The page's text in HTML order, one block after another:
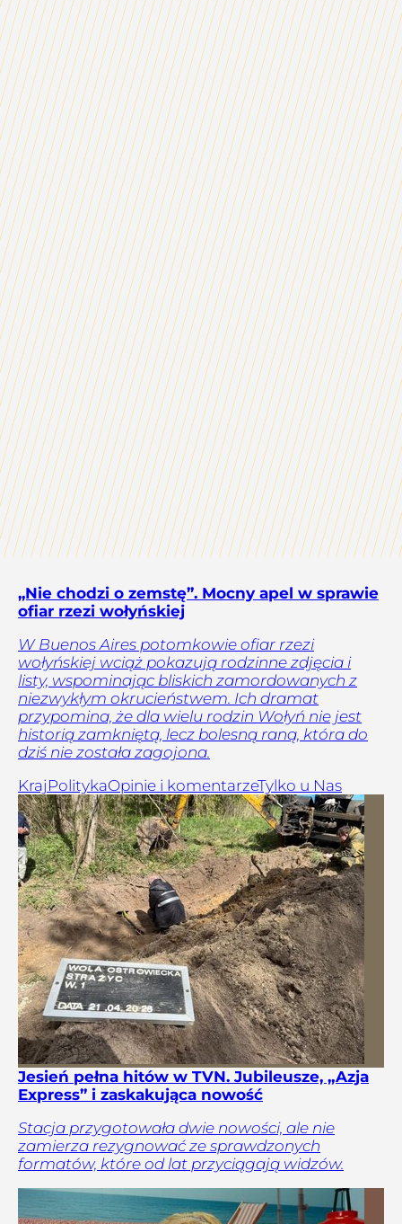
„Nie chodzi o zemstę”. Mocny apel w sprawie
ofiar rzezi wołyńskiej
W Buenos Aires potomkowie ofiar rzezi
wołyńskiej wciąż pokazują rodzinne zdjęcia i
listy, wspominając bliskich zamordowanych z
niezwykłym okrucieństwem. Ich dramat
przypomina, że dla wielu rodzin Wołyń nie jest
historią zamkniętą, lecz bolesną raną, która do
dziś nie została zagojona.
Kraj PolitykaOpinie i komentarzeTylko u Nas
Jesień pełna hitów w TVN. Jubileusze, „Azja
Express” i zaskakująca nowość
Stacja przygotowała dwie nowości, ale nie
zamierza rezygnować ze sprawdzonych
formatów, które od lat przyciągają widzów.